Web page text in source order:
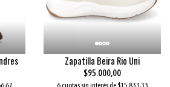
Zapatilla Beira Rio Uni
$95.000,00